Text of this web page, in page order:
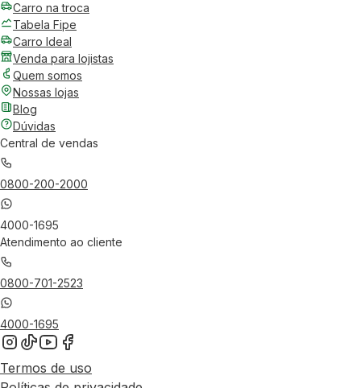
Carro na troca
Tabela Fipe
Carro Ideal
Venda para lojistas
Quem somos
Nossas lojas
Blog
Dúvidas
Central de vendas
0800-200-2000
4000-1695
Atendimento ao cliente
0800-701-2523
4000-1695
Termos de uso